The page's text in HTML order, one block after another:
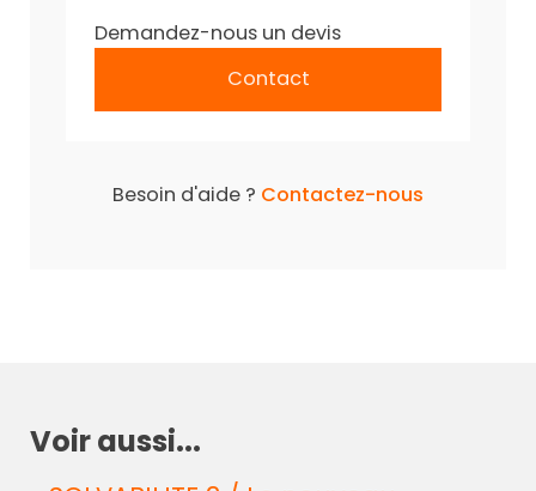
Demandez-nous un devis
Contact
Besoin d'aide ? Contactez-nous
Voir aussi...